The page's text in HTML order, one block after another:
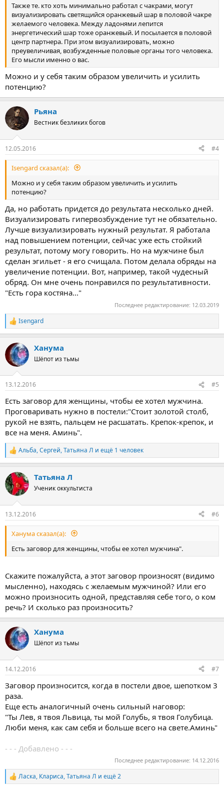
Также те. кто хоть минимально работал с чакрами, могут
визуализировать светящийся оранжевый шар в половой чакре
желаемого человека. Между ладонями лепится
энергетический шар тоже оранжевый. И посылается в половой
центр партнера. При этом визуализировать, можно
преувеличивая, возбужденные половые органы того человека.
Его мысли именно о вас.
Можно и у себя таким образом увеличить и усилить
потенцию?
Рьяна
Вестник безликих богов
12.05.2016 #4
Isengard сказал(а):
Можно и у себя таким образом увеличить и усилить
потенцию?
Да, но работать придется до результата несколько дней.
Визуализировать гипервозбуждение тут не обязательно.
Лучше визуализировать нужный результат. Я работала
над повышением потенции, сейчас уже есть стойкий
результат, потому могу говорить. Но на мужчине был
сделан эгильет - я его счищала. Потом делала обряды на
увеличение потенции. Вот, например, такой чудесный
обряд. Он мне очень понравился по результативности.
"Есть гора костяна..."
Последнее редактирование: 12.03.2019
Р
е
к
ц
и
Isengard
Ханума
Шёпот из тьмы
13.12.2016 #5
Есть заговор для женщины, чтобы ее хотел мужчина.
Проговаривать нужно в постели:"Стоит золотой столб,
рукой не взять, пальцем не расшатать. Крепок-крепок, и
все на меня. Аминь".
Р
е
к
ц
и
Альба,Сергей,Татьяна Л и ещё 1 человек
Татьяна Л
Ученик оккультиста
13.12.2016 #6
Ханума сказал(а):
Есть заговор для женщины, чтобы ее хотел мужчина".
Скажите пожалуйста, а этот заговор произносят (видимо
мысленно), находясь с желаемым мужчиной? Или его
можно произносить одной, представляя себе того, о ком
речь? И сколько раз произносить?
Ханума
Шёпот из тьмы
14.12.2016 #7
Заговор произносится, когда в постели двое, шепотком 3
раза.
Еще есть аналогичный очень сильный наговор:
"Ты Лев, я твоя Львица, ты мой Голубь, я твоя Голубица.
Люби меня, как сам себя и больше всего на свете.Аминь"
- - - Добавлено - - -
Последнее редактирование: 14.12.2016
Р
Ласка, Клариса,Татьяна Л и ещё 2